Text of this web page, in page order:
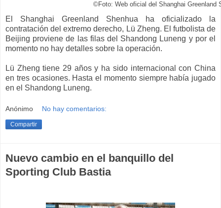
©Foto: Web oficial del Shanghai Greenland
El Shanghai Greenland Shenhua ha oficializado la
contratación del extremo derecho, Lü Zheng. El futbolista de
Beijing proviene de las filas del Shandong Luneng y por el
momento no hay detalles sobre la operación.
Lü Zheng tiene 29 años y ha sido internacional con China
en tres ocasiones. Hasta el momento siempre había jugado
en el Shandong Luneng.
Anónimo No hay comentarios:
Compartir
Nuevo cambio en el banquillo del
Sporting Club Bastia